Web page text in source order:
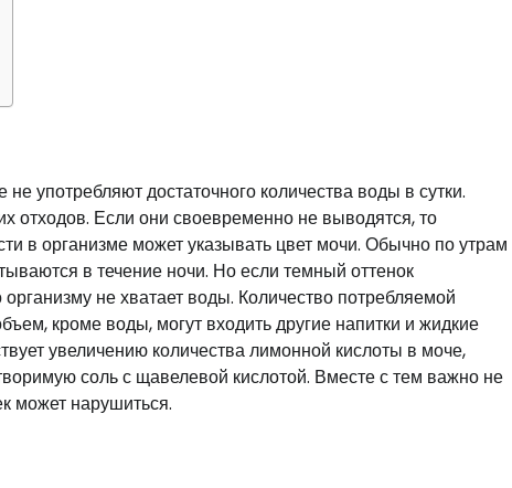
употребляют достаточного количества воды в сутки.
отходов. Если они своевременно не выводятся, то
в организме может указывать цвет мочи. Обычно по утрам
в течение ночи. Но если темный оттенок
не хватает воды. Количество потребляемой
кроме воды, могут входить другие напитки и жидкие
увеличению количества лимонной кислоты в моче,
соль с щавелевой кислотой. Вместе с тем важно не
может нарушиться.